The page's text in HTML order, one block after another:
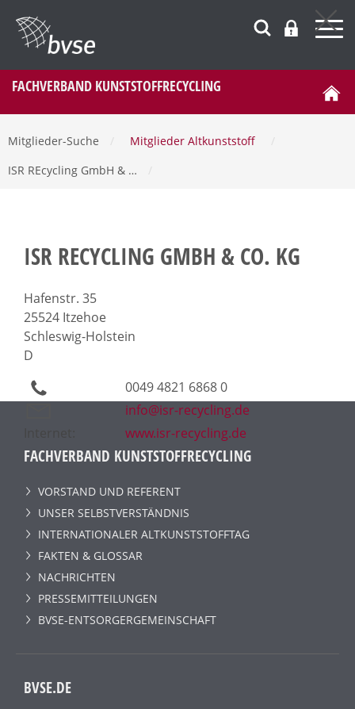
FACHVERBAND KUNSTSTOFFRECYCLING
Mitglieder-Suche Mitglieder Altkunststoff
ISR REcycling GmbH & …
ISR RECYCLING GMBH & CO. KG
Hafenstr. 35
25524 Itzehoe
Schleswig-Holstein
D
0049 4821 6868 0
info@isr-recycling.de
www.isr-recycling.de
FACHVERBAND KUNSTSTOFFRECYCLING
VORSTAND UND REFERENT
UNSER SELBSTVERSTÄNDNIS
INTERNATIONALER ALTKUNSTSTOFFTAG
FAKTEN & GLOSSAR
NACHRICHTEN
PRESSEMITTEILUNGEN
BVSE-ENTSORGERGEMEINSCHAFT
BVSE.DE